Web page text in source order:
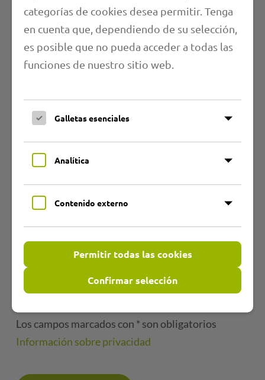
Fax
Por favor, introduzca los caracteres que se
Código de seguridad
Los campos marcados con * son obligatorios
Información sobre privacidad
categorías de cookies desea permitir. Tenga
en cuenta que, dependiendo de su selección,
es posible que no pueda acceder a todas las
funciones de nuestro sitio web.
Galletas esenciales
Analítica
Contenido externo
Permitir todas las cookies
Confirmar selección